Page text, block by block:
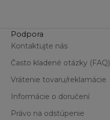
Podpora
Kontaktujte nás
Často kladené otázky (FAQ)
Vrátenie tovaru/reklamácie
Informácie o doručení
Právo na odstúpenie